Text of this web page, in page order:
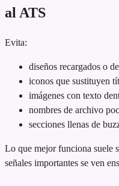
al ATS
Evita:
diseños recargados o
iconos que sustituyen
imágenes con texto
nombres de archivo
secciones llenas de
Lo que mejor funciona suele
señales importantes se ven